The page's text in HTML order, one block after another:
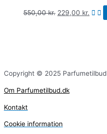
550,00kr. 229,00 kr.
Copyright © 2025 Parfumetilbud
Om Parfumetilbud.dk
Kontakt
Cookie information